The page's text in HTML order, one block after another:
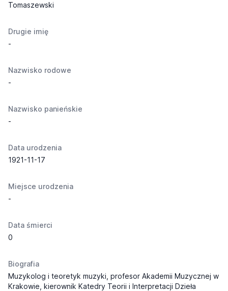
Tomaszewski
Drugie imię
-
Nazwisko rodowe
-
Nazwisko panieńskie
-
Data urodzenia
1921-11-17
Miejsce urodzenia
-
Data śmierci
0
Biografia
Muzykolog i teoretyk muzyki, profesor Akademii Muzycznej w
Krakowie , kierownik Katedry Teorii i Interpretacji Dzieła